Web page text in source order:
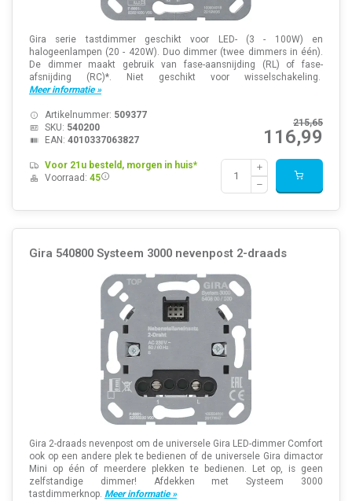
Gira serie tastdimmer geschikt voor LED- (3 - 100W) en
halogeenlampen (20 - 420W). Duo dimmer (twee dimmers in één).
De dimmer maakt gebruik van fase-aansnijding (RL) of fase-
afsnijding (RC)*. Niet geschikt voor wisselschakeling.
Meer informatie »
215,65
116,99
Artikelnummer: 509377
SKU: 540200
EAN: 4010337063827
Voor 21u besteld, morgen in huis*
Voorraad: 45
Gira 540800 Systeem 3000 nevenpost 2-draads
Gira 2-draads nevenpost om de universele Gira LED-dimmer Comfort
ook op een andere plek te bedienen of de universele Gira dimactor
Mini op één of meerdere plekken te bedienen. Let op, is geen
zelfstandige dimmer! Afdekken met Systeem 3000
tastdimmerknop. Meer informatie »